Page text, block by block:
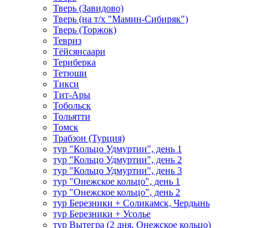
Тверь (Завидово)
Тверь (на т/х "Мамин-Сибиряк")
Тверь (Торжок)
Тевриз
Тёйсянсаари
Териберка
Тетюши
Тикси
Тит-Ары
Тобольск
Тольятти
Томск
Трабзон (Турция)
тур "Кольцо Удмуртии", день 1
тур "Кольцо Удмуртии", день 2
тур "Кольцо Удмуртии", день 3
тур "Онежское кольцо", день 1
тур "Онежское кольцо", день 2
тур Березники + Соликамск, Чердынь
тур Березники + Усолье
тур Вытегра (2 дня, Онежское кольцо)